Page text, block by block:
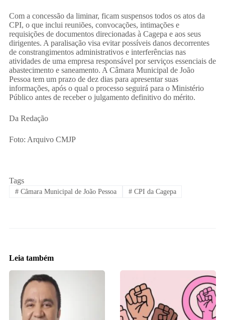
​Com a concessão da liminar, ficam suspensos todos os atos da
CPI, o que inclui reuniões, convocações, intimações e
requisições de documentos direcionadas à Cagepa e aos seus
dirigentes. A paralisação visa evitar possíveis danos decorrentes
de constrangimentos administrativos e interferências nas
atividades de uma empresa responsável por serviços essenciais de
abastecimento e saneamento. A Câmara Municipal de João
Pessoa tem um prazo de dez dias para apresentar suas
informações, após o qual o processo seguirá para o Ministério
Público antes de receber o julgamento definitivo do mérito.
Da Redação
Foto: Arquivo CMJP
Tags
#Câmara Municipal de João Pessoa #CPI da Cagepa
Leia também